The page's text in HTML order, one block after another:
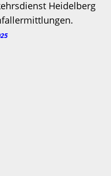
Heidelberg